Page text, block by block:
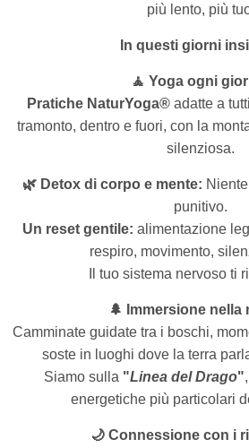
più lento, più
In questi giorni
🧘 Yoga ogni
Pratiche NaturYoga® adatte a
tramonto, dentro e fuori, con la
silenziosa.
🌿 Detox di corpo e mente:
punitivo.
Un reset gentile: alimentazione
respiro, movimento,
Il tuo sistema nervoso ti
🌲 Immersione nella
Camminate guidate tra i boschi,
soste in luoghi dove la terra
Siamo sulla "Linea del Drago"
energetiche più particolari
🌙 Connessione con i